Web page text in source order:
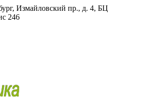
Измайловский пр., д. 4, БЦ
246